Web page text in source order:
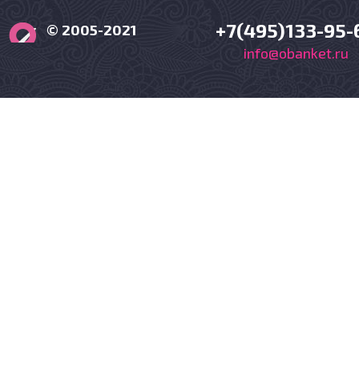
© 2005-2021 +7(495)133-95-
info@obanket.ru